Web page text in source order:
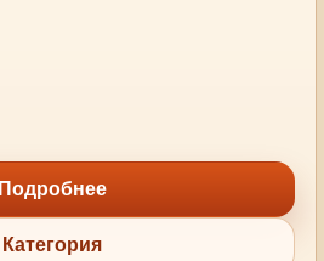
Подробнее
Категория